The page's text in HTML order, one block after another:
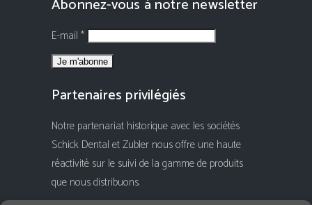
Abonnez-vous à notre newsletter
E-mail *
Partenaires privilégiés
Notre partenariat historique avec les sociétés
Schick Dental et Zubler nous offre une haute
réactivité sur le suivi de la gamme de produits
que nous distribuons.